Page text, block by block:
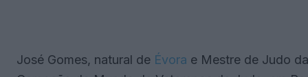
José Gomes, natural de Évora e Mestre de Judo da